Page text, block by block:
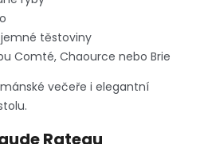
těstoviny
Comté, Chaource nebo Brie
večeře i elegantní
Rateau